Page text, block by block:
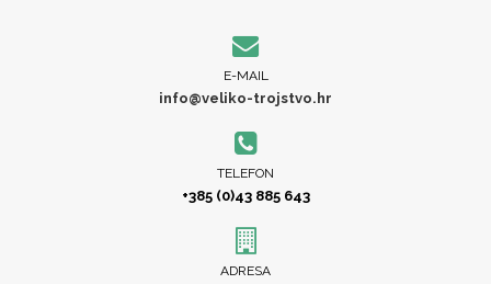
E-MAIL
info@veliko-trojstvo.hr
TELEFON
+385 (0)43 885 643
ADRESA